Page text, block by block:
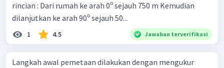
rincian : Dari rumah ke arah 0⁰ sejauh 750 m Kemudian
dilanjutkan ke arah 90⁰ sejauh 50...
1 4.5 Jawaban terverifikasi
Langkah awal pemetaan dilakukan dengan mengukur